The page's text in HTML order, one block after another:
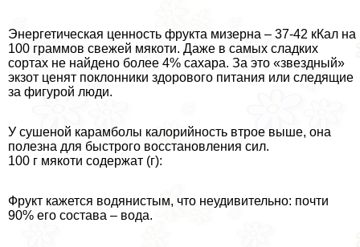
Энергетическая ценность фрукта мизерна – 37-42 кКал на
100 граммов свежей мякоти. Даже в самых сладких
сортах не найдено более 4% сахара. За это «звездный»
экзот ценят поклонники здорового питания или следящие
за фигурой люди.
У сушеной карамболы калорийность втрое выше, она
полезна для быстрого восстановления сил.
100 г мякоти содержат (г):
Фрукт кажется водянистым, что неудивительно: почти
90% его состава – вода.